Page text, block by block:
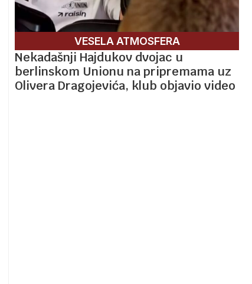
VESELA ATMOSFERA
Nekadašnji Hajdukov dvojac u
berlinskom Unionu na pripremama uz
Olivera Dragojevića, klub objavio video